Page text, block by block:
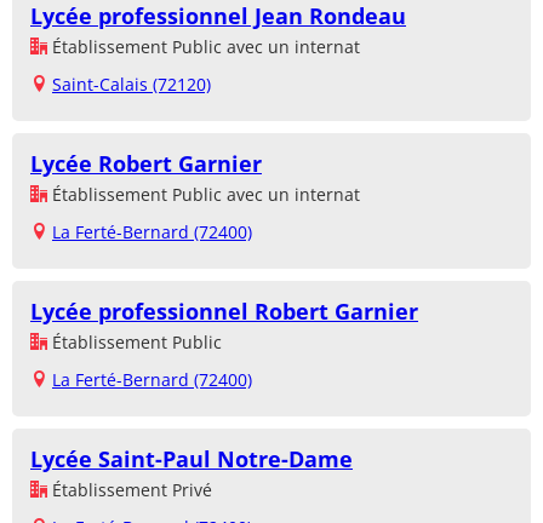
Lycée professionnel Jean Rondeau
Établissement Public avec un internat
Saint-Calais (72120)
Lycée Robert Garnier
Établissement Public avec un internat
La Ferté-Bernard (72400)
Lycée professionnel Robert Garnier
Établissement Public
La Ferté-Bernard (72400)
Lycée Saint-Paul Notre-Dame
Établissement Privé